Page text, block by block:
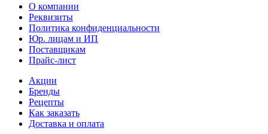
О компании
Реквизиты
Политика конфиденциальности
Юр. лицам и ИП
Поставщикам
Прайс-лист
Акции
Бренды
Рецепты
Как заказать
Доставка и оплата